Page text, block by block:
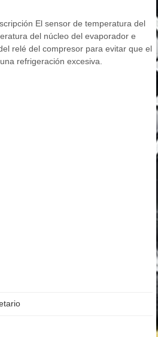
El sensor de temperatura del
del núcleo del evaporador e
relé del compresor para evitar que el
refrigeración excesiva.